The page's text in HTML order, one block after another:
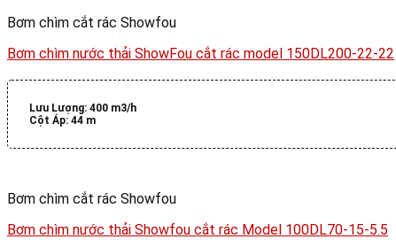
Bơm chìm cắt rác Showfou
Bơm chìm nước thải ShowFou cắt rác model 150DL200-22-22
Lưu Lượng:400 m3/h
Cột Áp:44 m
Bơm chìm cắt rác Showfou
Bơm chìm nước thải Showfou cắt rác Model 100DL70-15-5.5